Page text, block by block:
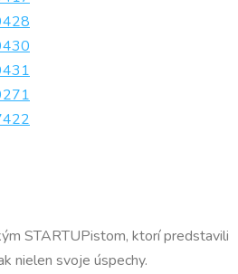
STARTUPistom, ktorí predstavili
nielen svoje úspechy.